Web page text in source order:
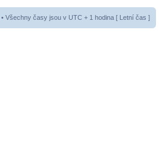
• Všechny časy jsou v UTC + 1 hodina [ Letní čas ]